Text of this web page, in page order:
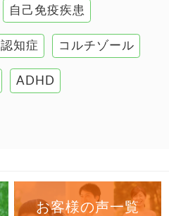
自己免疫疾患
認知症 コルチゾール
ADHD
お客様の声一覧